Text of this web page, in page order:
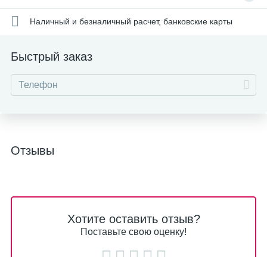
Наличный и безналичный расчет, банковские карты
Быстрый заказ
Отзывы
Хотите оставить отзыв?
Поставьте свою оценку!